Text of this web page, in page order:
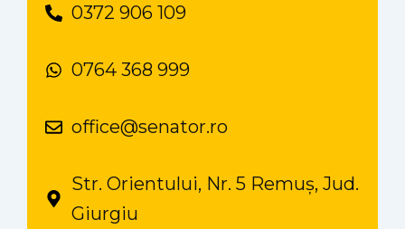
0372 906 109
0764 368 999
office@senator.ro
Str. Orientului, Nr. 5 Remuș, Jud.
Giurgiu